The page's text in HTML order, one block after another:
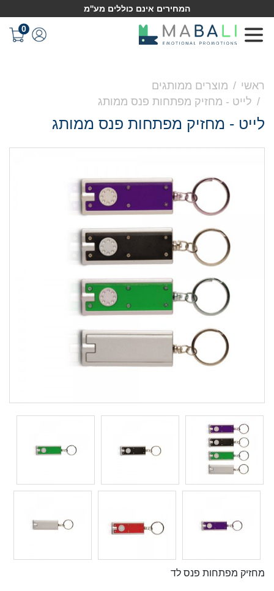
המחירים אינם כוללים מע''מ
0
ראשי
מוצרים ממותגים
לייט - מחזיק מפתחות פנס ממותג
לייט - מחזיק מפתחות פנס ממותג
מחזיק מפתחות פנס לד